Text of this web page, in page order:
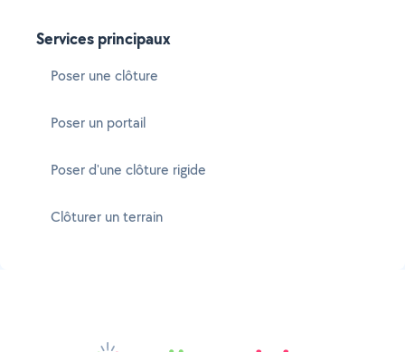
Services principaux
Poser une clôture
Poser un portail
Poser d'une clôture rigide
Clôturer un terrain